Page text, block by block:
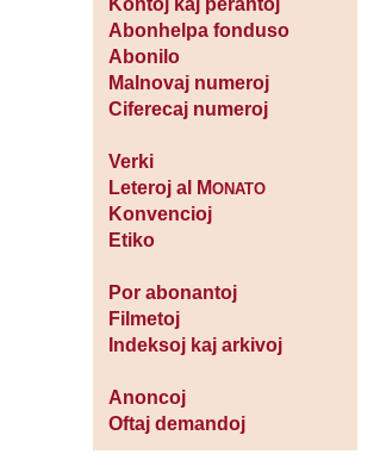
Kontoj kaj perantoj
Abonhelpa fonduso
Abonilo
Malnovaj numeroj
Ciferecaj numeroj
Verki
Leteroj al MONATO
Konvencioj
Etiko
Por abonantoj
Filmetoj
Indeksoj kaj arkivoj
Anoncoj
Oftaj demandoj